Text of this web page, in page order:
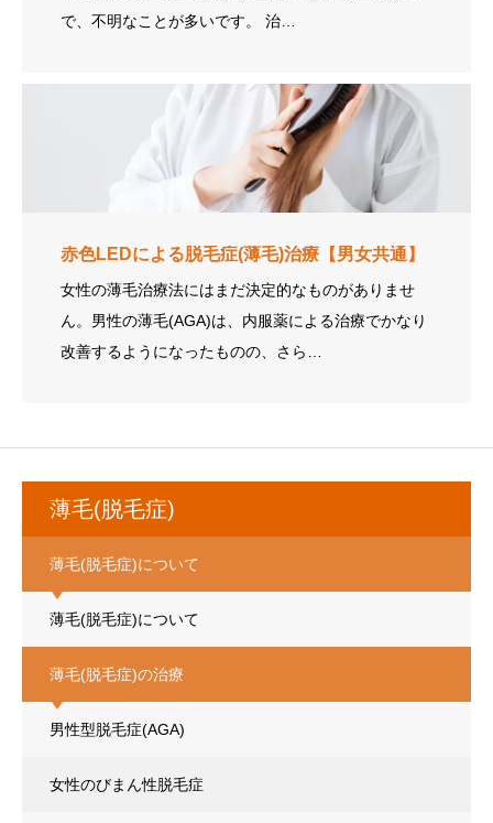
で、不明なことが多いです。 治…
赤色LEDによる脱毛症(薄毛)治療【男女共通】
女性の薄毛治療法にはまだ決定的なものがありませ
ん。男性の薄毛(AGA)は、内服薬による治療でかなり
改善するようになったものの、さら…
薄毛(脱毛症)
薄毛(脱毛症)について
薄毛(脱毛症)について
薄毛(脱毛症)の治療
男性型脱毛症(AGA)
女性のびまん性脱毛症